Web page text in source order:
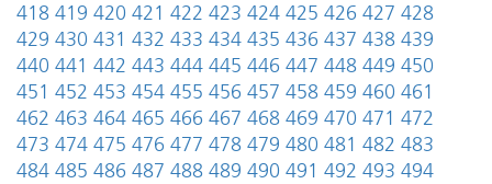
418 419 420 421 422 423 424 425 426 427 428
429 430 431 432 433 434 435 436 437 438 439
440 441 442 443 444 445 446 447 448 449 450
451 452 453 454 455 456 457 458 459 460 461
462 463 464 465 466 467 468 469 470 471 472
473 474 475 476 477 478 479 480 481 482 483
484 485 486 487 488 489 490 491 492 493 494